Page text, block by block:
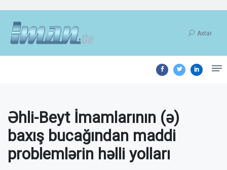
Axtar
Əhli-Beyt İmamlarının (ə)
baxış bucağından maddi
problemlərin həlli yolları